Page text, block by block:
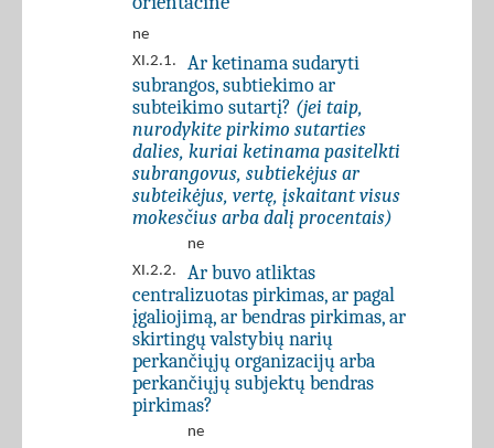
ne
XI.2.1.
Ar ketinama sudaryti
subrangos, subtiekimo ar
subteikimo sutartį? (jei taip,
nurodykite pirkimo sutarties
dalies, kuriai ketinama pasitelkti
subrangovus, subtiekėjus ar
subteikėjus, vertę, įskaitant visus
mokesčius arba dalį procentais)
ne
XI.2.2.
Ar buvo atliktas
centralizuotas pirkimas, ar pagal
įgaliojimą, ar bendras pirkimas, ar
skirtingų valstybių narių
perkančiųjų organizacijų arba
perkančiųjų subjektų bendras
pirkimas?
ne